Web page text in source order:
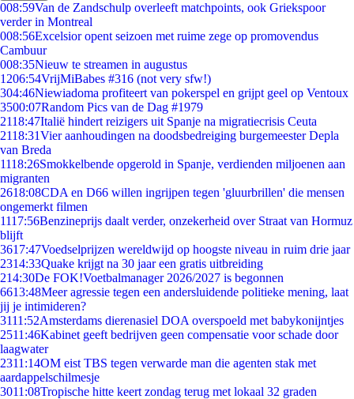
008:59Van de Zandschulp overleeft matchpoints, ook Griekspoor
verder in Montreal
008:56Excelsior opent seizoen met ruime zege op promovendus
Cambuur
008:35Nieuw te streamen in augustus
1206:54VrijMiBabes #316 (not very sfw!)
304:46Niewiadoma profiteert van pokerspel en grijpt geel op Ventoux
3500:07Random Pics van de Dag #1979
2118:47Italië hindert reizigers uit Spanje na migratiecrisis Ceuta
2118:31Vier aanhoudingen na doodsbedreiging burgemeester Depla
van Breda
1118:26Smokkelbende opgerold in Spanje, verdienden miljoenen aan
migranten
2618:08CDA en D66 willen ingrijpen tegen 'gluurbrillen' die mensen
ongemerkt filmen
1117:56Benzineprijs daalt verder, onzekerheid over Straat van Hormuz
blijft
3617:47Voedselprijzen wereldwijd op hoogste niveau in ruim drie jaar
2314:33Quake krijgt na 30 jaar een gratis uitbreiding
214:30De FOK!Voetbalmanager 2026/2027 is begonnen
6613:48Meer agressie tegen een andersluidende politieke mening, laat
jij je intimideren?
3111:52Amsterdams dierenasiel DOA overspoeld met babykonijntjes
2511:46Kabinet geeft bedrijven geen compensatie voor schade door
laagwater
2311:14OM eist TBS tegen verwarde man die agenten stak met
aardappelschilmesje
3011:08Tropische hitte keert zondag terug met lokaal 32 graden